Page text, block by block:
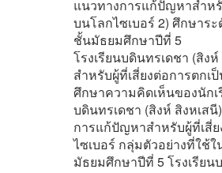
แนวทางการแก้ปัญหาสำห
บนโลกไซเบอร์ 2) ศึกษาร
ชั้นมัธยมศึกษาปีที่ 5
โรงเรียนบดินทรเดชา (สิง
สำหรับผู้ที่เสี่ยงต่อการตกเ
ศึกษาความคิดเห็นของนัก
บดินทรเดชา (สิงห์ สิงหเ
การแก้ปัญหาสำหรับผู้ที่เสี่
ไซเบอร์ กลุ่มตัวอย่างที่ใช้
มัธยมศึกษาปีที่ 5 โรงเรียน